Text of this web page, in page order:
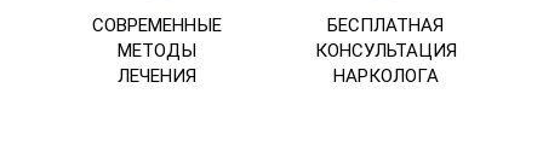
СОВРЕМЕННЫЕ
МЕТОДЫ
ЛЕЧЕНИЯ
БЕСПЛАТНАЯ
КОНСУЛЬТАЦИЯ
НАРКОЛОГА